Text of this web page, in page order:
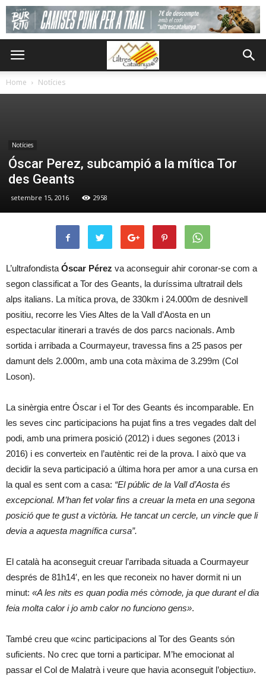
Home Notícies
Notícies
Óscar Perez, subcampió a la mítica Tor
des Geants
setembre 15, 2016 2958
L’ultrafondista Óscar Pérez va aconseguir ahir coronar-se com a
segon classificat a Tor des Geants, la duríssima ultratrail dels
alps italians. La mítica prova, de 330km i 24.000m de desnivell
positiu, recorre les Vies Altes de la Vall d’Aosta en un
espectacular itinerari a través de dos parcs nacionals. Amb
sortida i arribada a Courmayeur, travessa fins a 25 pasos per
damunt dels 2.000m, amb una cota màxima de 3.299m (Col
Loson).
La sinèrgia entre Óscar i el Tor des Geants és incomparable. En
les seves cinc participacions ha pujat fins a tres vegades dalt del
podi, amb una primera posició (2012) i dues segones (2013 i
2016) i es converteix en l’autèntic rei de la prova. I això que va
decidir la seva participació a última hora per amor a una cursa en
la qual es sent com a casa: “El públic de la Vall d’Aosta és
excepcional. M’han fet volar fins a creuar la meta en una segona
posició que te gust a victòria. He tancat un cercle, un vincle que li
devia a aquesta magnífica cursa”.
El català ha aconseguit creuar l’arribada situada a Courmayeur
després de 81h14′, en les que reconeix no haver dormit ni un
minut: «A les nits es quan podia més còmode, ja que durant el dia
feia molta calor i jo amb calor no funciono gens».
També creu que «cinc participacions al Tor des Geants són
suficients. No crec que torni a participar. M’he emocionat al
passar el Col de Malatrà i veure que havia aconseguit l’objectiu».